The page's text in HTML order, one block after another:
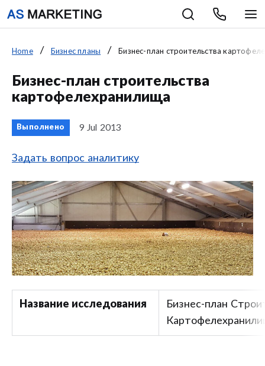
Home Бизнес планы Бизнес-план строительства
Бизнес-план строительства
картофелехранилища
Выполнено 9 Jul 2013
Задать вопрос аналитику
Название исследования
Бизнес-план